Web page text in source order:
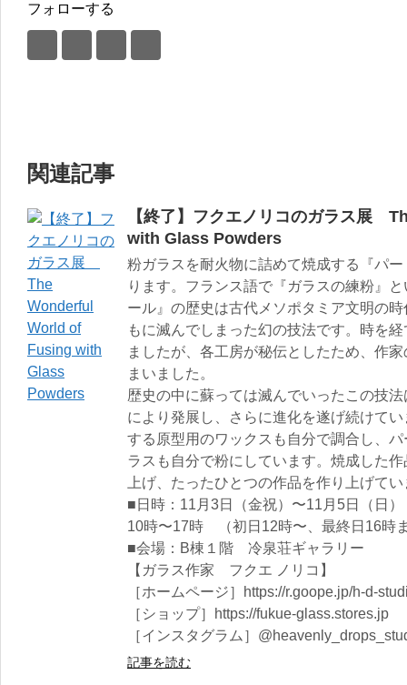
フォローする
関連記事
【終了】フクエノリコのガラス展
with Glass Powders
粉ガラスを耐火物に詰めて焼成する『パ
ります。フランス語で『ガラスの練粉』
ール』の歴史は古代メソポタミア文明の
もに滅んでしまった幻の技法です。時を
ましたが、各工房が秘伝としたため、作
まいました。
歴史の中に蘇っては滅んでいったこの技
により発展し、さらに進化を遂げ続けて
する原型用のワックスも自分で調合し、
ラスも自分で粉にしています。焼成した
上げ、たったひとつの作品を作り上げて
■日時：11月3日（金祝）〜11月5日（日）
10時〜17時 （初日12時〜、最終日16時
■会場：B棟１階 冷泉荘ギャラリー
【ガラス作家 フクエ ノリコ】
［ホームページ］https://r.goope.jp/h-d-
［ショップ］https://fukue-glass.stores.jp
［インスタグラム］
記事を読む